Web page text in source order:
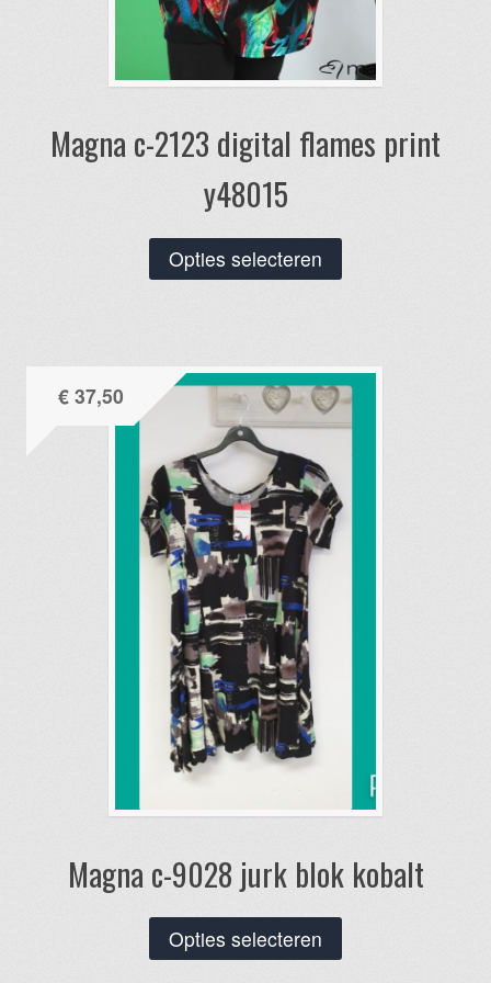
Magna c-2123 digital flames print
y48015
Opties selecteren
product
variaties.
Deze
optie
gekozen
Magna c-9028 jurk blok kobalt
€37,50
Opties selecteren
product